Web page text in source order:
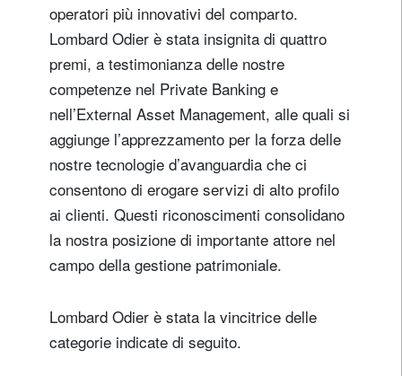
operatori più innovativi del comparto.
Lombard Odier è stata insignita di quattro
premi, a testimonianza delle nostre
competenze nel Private Banking e
nell’External Asset Management, alle quali si
aggiunge l’apprezzamento per la forza delle
nostre tecnologie d’avanguardia che ci
consentono di erogare servizi di alto profilo
ai clienti. Questi riconoscimenti consolidano
la nostra posizione di importante attore nel
campo della gestione patrimoniale.
Lombard Odier è stata la vincitrice delle
categorie indicate di seguito.